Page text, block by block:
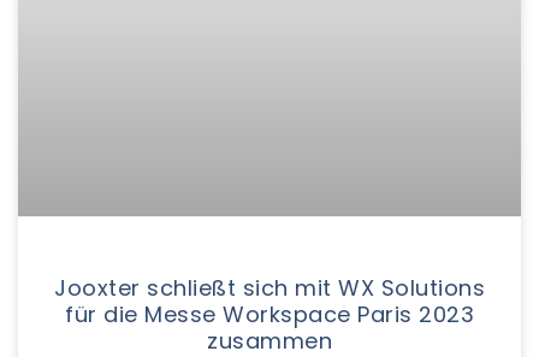
Jooxter schließt sich mit WX Solutions
für die Messe Workspace Paris 2023
zusammen